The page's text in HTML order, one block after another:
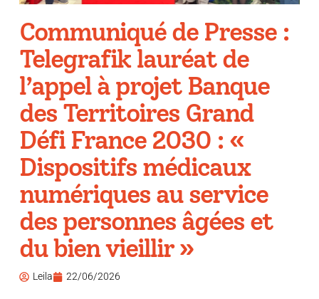
Communiqué de Presse :
Telegrafik lauréat de
l’appel à projet Banque
des Territoires Grand
Défi France 2030 : «
Dispositifs médicaux
numériques au service
des personnes âgées et
du bien vieillir »
Leila 22/06/2026